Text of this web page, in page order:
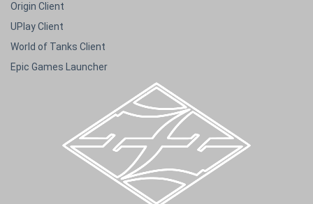
Origin Client
UPlay Client
World of Tanks Client
Epic Games Launcher